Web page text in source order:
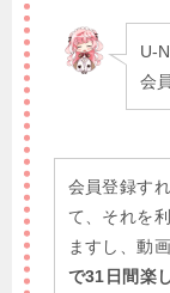
U-
会
会員登録す
て、それを
ますし、動
で31日間楽